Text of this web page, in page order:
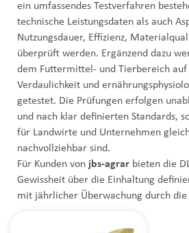
ein umfassendes Testverfahren
technische Leistungsdaten als auch
Nutzungsdauer, Effizienz,
überprüft werden. Ergänzend dazu
dem Futtermittel- und Tierbereich auf
Verdaulichkeit und
getestet. Die Prüfungen erfolgen
und nach klar definierten Standards,
für Landwirte und Unternehmen
nachvollziehbar sind.
Für Kunden von jbs-agrar bieten die
Gewissheit über die Einhaltung
mit jährlicher Überwachung durch die